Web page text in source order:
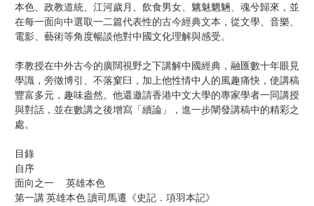
本色、政教道統、江河歲月、飲食男女、魑魅魍魎、魂兮歸來，並
在每一面向中選取一二篇代表性的古今經典文本，從文學、音樂、
電影、藝術等角度暢談他對中國文化理解與感受。
李教授在中外古今的廣闊視野之下講解中國經典，融匯數十年眼見
學識，旁徵博引、不落窠臼，加上他性情中人的風趣痛快，使講稿
豐富多元，趣味盎然。他還邀請香港中文大學的專家學者一同講授
與對話，並在數講之後增寫「續論」，進一步闡發講稿中的精彩之
處。
目錄
自序
面向之一 英雄本色
第一講 英雄本色 讀司馬遷《史記．項羽本記》